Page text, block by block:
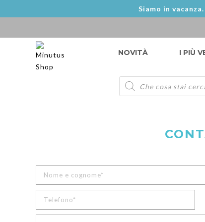
Siamo in
NOVITÀ I PIÙ
Products
search